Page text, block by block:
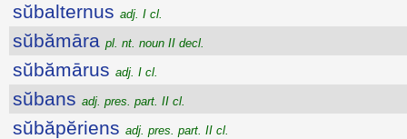
sŭbalternus adj. I cl.
sŭbămāra pl. nt. noun II decl.
sŭbămārus adj. I cl.
sŭbans adj. pres. part. II cl.
sŭbăpĕriens adj. pres. part. II cl.